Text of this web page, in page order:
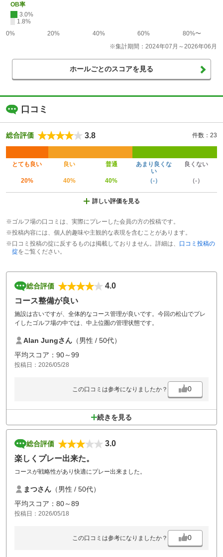
OB率
3.0%
1.8%
0%
20% 40% 60%
80%〜
※集計期間：2024年07月～2026年06月
ホールごとのスコアを見る
口コミ
総合評価 3.8 件数：23
とても良い 良い 普通
あまり良くな
い
良くない
20% 40% 40% （-） （-）
詳しい評価を見る
※ゴルフ場の口コミは、実際にプレーした会員の方の投稿です。
※投稿内容には、個人的趣味や主観的な表現を含むことがあります。
※口コミ投稿の掟に反するものは掲載しておりません。詳細は、 口コミ投稿の
掟をご覧ください。
総合評価
4.0
コース整備が良い
施設は古いですが、全体的なコース管理が良いです。今回の松山でプレ
イしたゴルフ場の中では、中上位圏の管理状態です。
Alan Jungさん （男性 / 50代）
平均スコア：90～99
投稿日：2026/05/28
この口コミは参考になりましたか？ 0
続きを見る
総合評価
3.0
楽しくプレー出来た。
コースが戦略性があり快適にプレー出来ました。
まつさん （男性 / 50代）
平均スコア：80～89
投稿日：2026/05/18
この口コミは参考になりましたか？ 0